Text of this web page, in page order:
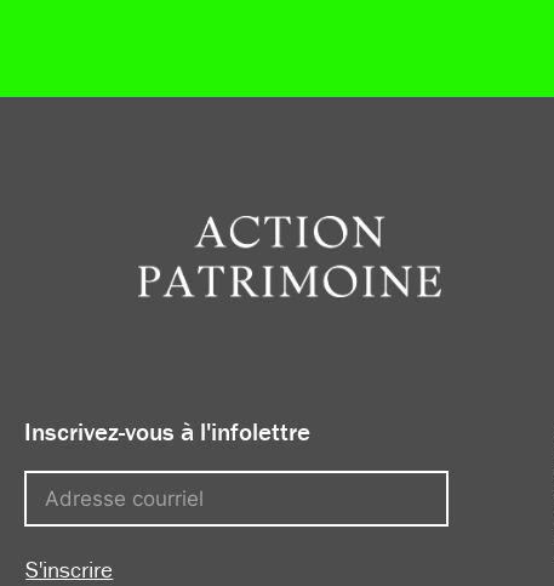
Inscrivez-vous à l'infolettre
S'inscrire